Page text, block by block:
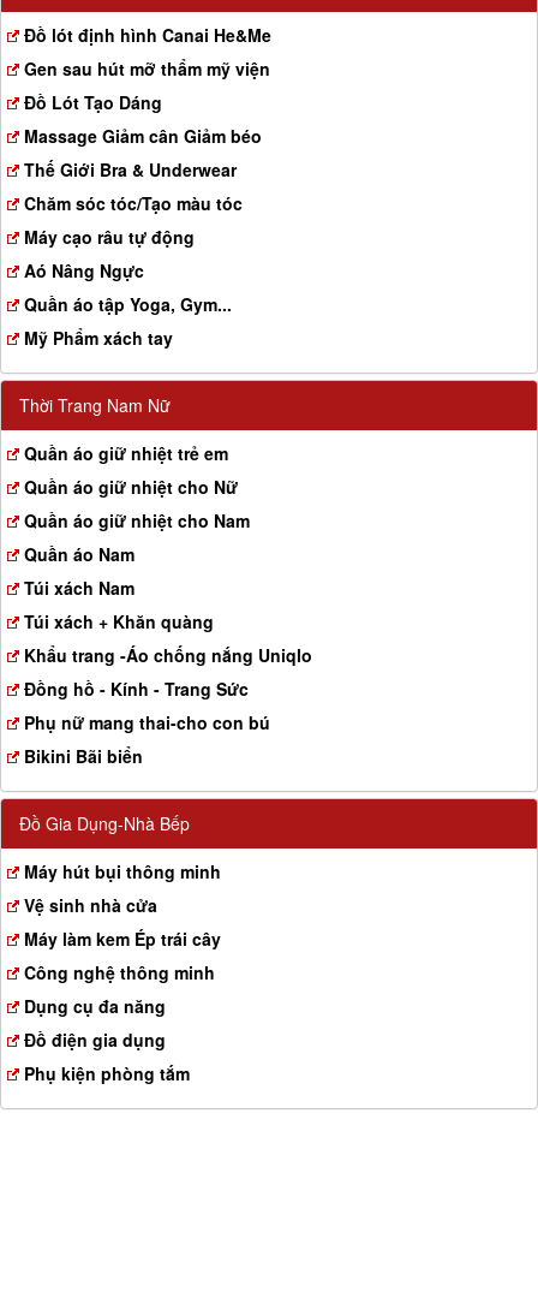
Đồ lót định hình Canai He&Me
Gen sau hút mỡ thẩm mỹ viện
Đồ Lót Tạo Dáng
Massage Giảm cân Giảm béo
Thế Giới Bra & Underwear
Chăm sóc tóc/Tạo màu tóc
Máy cạo râu tự động
Aó Nâng Ngực
Quần áo tập Yoga, Gym...
Mỹ Phẩm xách tay
Thời Trang Nam Nữ
Quần áo giữ nhiệt trẻ em
Quần áo giữ nhiệt cho Nữ
Quần áo giữ nhiệt cho Nam
Quần áo Nam
Túi xách Nam
Túi xách + Khăn quàng
Khẩu trang -Áo chống nắng Uniqlo
Đồng hồ - Kính - Trang Sức
Phụ nữ mang thai-cho con bú
Bikini Bãi biển
Đồ Gia Dụng-Nhà Bếp
Máy hút bụi thông minh
Vệ sinh nhà cửa
Máy làm kem Ép trái cây
Công nghệ thông minh
Dụng cụ đa năng
Đồ điện gia dụng
Phụ kiện phòng tắm